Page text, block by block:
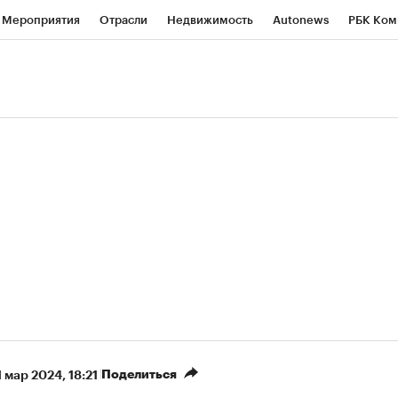
Мероприятия Отрасли Недвижимость Autonews РБК
мар 2024, 18:21 Поделиться